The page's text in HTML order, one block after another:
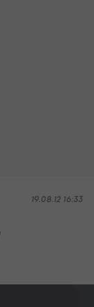
19.08.12 16:33